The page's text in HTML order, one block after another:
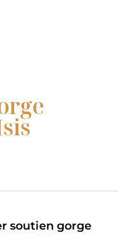
soutien gorge